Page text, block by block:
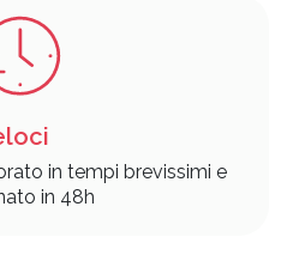
in tempi brevissimi e
in 48h